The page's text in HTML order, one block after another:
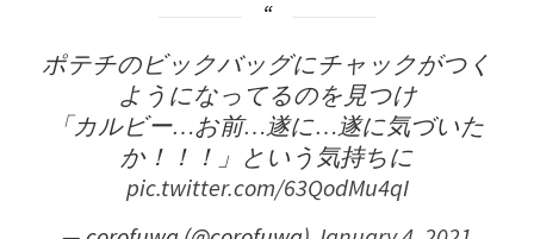
ポテチのビックバッグにチャックがつく
ようになってるのを見つけ
「カルビー…お前…遂に…遂に気づいた
か！！！」という気持ちに
pic.twitter.com/63QodMu4qI